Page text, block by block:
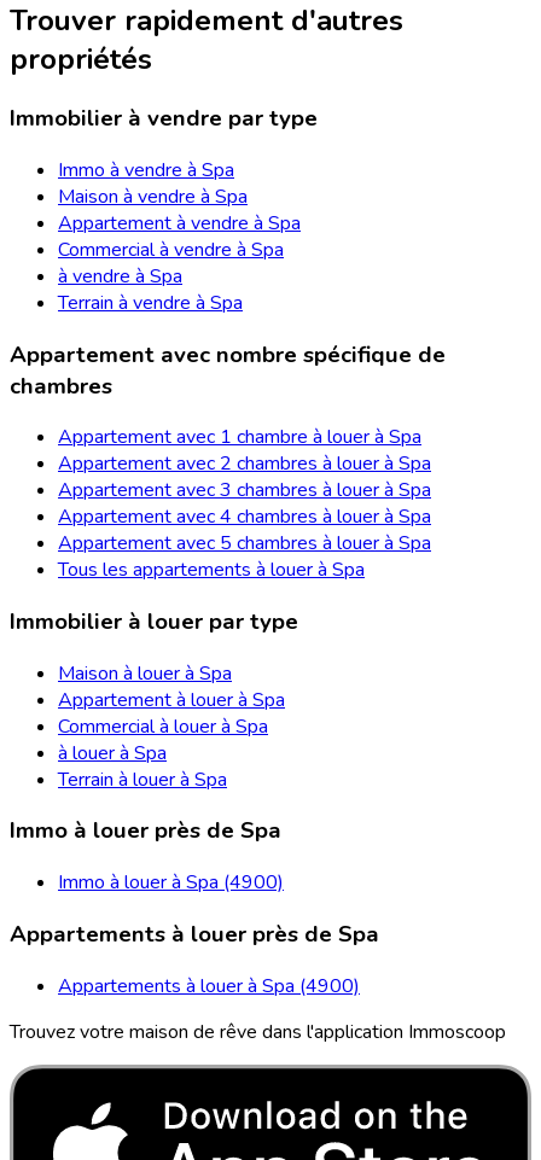
Trouver rapidement d'autres
propriétés
Immobilier à vendre par type
Immo à vendre à Spa
Maison à vendre à Spa
Appartement à vendre à Spa
Commercial à vendre à Spa
à vendre à Spa
Terrain à vendre à Spa
Appartement avec nombre spécifique de
chambres
Appartement avec 1 chambre à louer à Spa
Appartement avec 2 chambres à louer à Spa
Appartement avec 3 chambres à louer à Spa
Appartement avec 4 chambres à louer à Spa
Appartement avec 5 chambres à louer à Spa
Tous les appartements à louer à Spa
Immobilier à louer par type
Maison à louer à Spa
Appartement à louer à Spa
Commercial à louer à Spa
à louer à Spa
Terrain à louer à Spa
Immo à louer près de Spa
Immo à louer à Spa (4900)
Appartements à louer près de Spa
Appartements à louer à Spa (4900)
Trouvez votre maison de rêve dans l'application Immoscoop